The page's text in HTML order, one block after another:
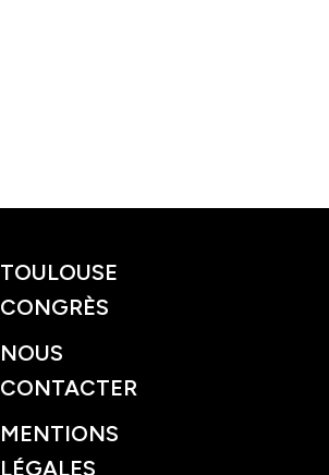
TOULOUSE
CONGRÈS
NOUS
CONTACTER
MENTIONS
LÉGALES